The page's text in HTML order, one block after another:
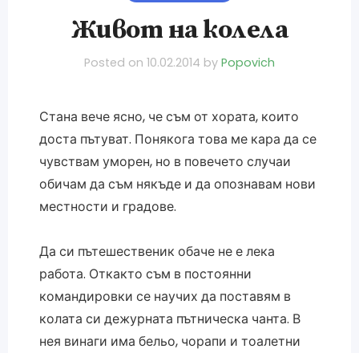
Живот на колела
Posted on 10.02.2014 by Popovich
Стана вече ясно, че съм от хората, които
доста пътуват. Понякога това ме кара да се
чувствам уморен, но в повечето случаи
обичам да съм някъде и да опознавам нови
местности и градове.
Да си пътешественик обаче не е лека
работа. Откакто съм в постоянни
командировки се научих да поставям в
колата си дежурната пътническа чанта. В
нея винаги има бельо, чорапи и тоалетни